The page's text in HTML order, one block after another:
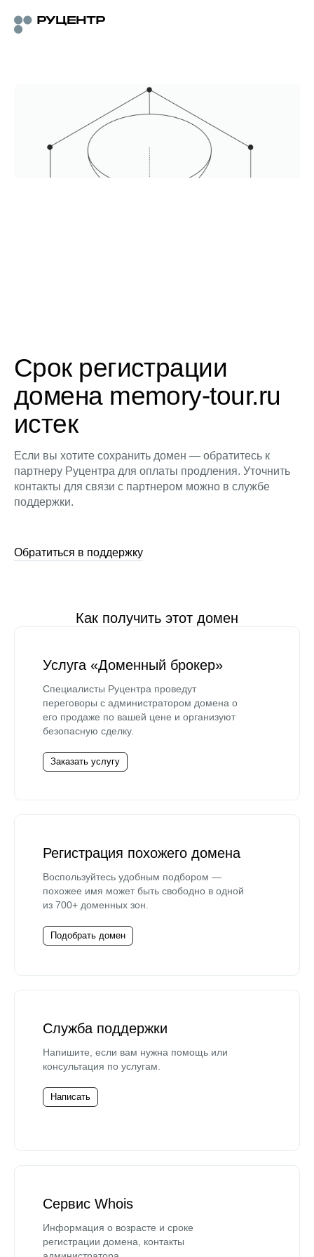
Срок регистрации
домена memory-tour.ru
истек
Если вы хотите сохранить домен — обратитесь к
партнеру Руцентра для оплаты продления. Уточнить
контакты для связи с партнером можно в службе
поддержки.
Обратиться в поддержку
Как получить этот домен
Услуга «Доменный брокер»
Специалисты Руцентра проведут
переговоры с администратором домена о
его продаже по вашей цене и организуют
безопасную сделку.
Заказать услугу
Регистрация похожего домена
Воспользуйтесь удобным подбором —
похожее имя может быть свободно в одной
из 700+ доменных зон.
Подобрать домен
Служба поддержки
Напишите, если вам нужна помощь или
консультация по услугам.
Написать
Сервис Whois
Информация о возрасте и сроке
регистрации домена, контакты